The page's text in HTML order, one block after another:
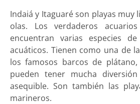
Indaiá y Itaguaré son playas muy
olas. Los verdaderos
encuentran varias especies
acuáticos. Tienen como una de
los famosos barcos de
pueden tener mucha
asequible. Son también las
marineros.